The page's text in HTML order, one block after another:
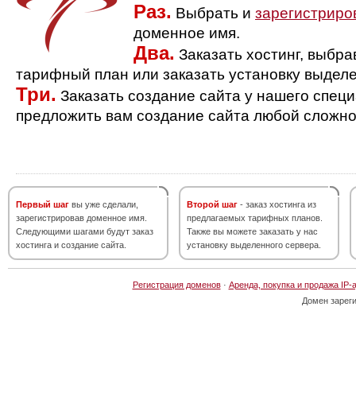
Раз. Выбрать и
доменное имя.
Два. Заказать хостинг,
тарифный план или заказать установку
Три. Заказать создание сайта у нашего
предложить вам создание сайта любой
Первый шаг вы уже сделали,
зарегистрировав доменное имя.
Следующими шагами будут заказ
хостинга и создание сайта.
Второй шаг - заказ хостинга из
предлагаемых тарифных планов.
Также вы можете заказать у нас
установку выделенного сервера.
Регистрация доменов· Аренда, покупка и продажа IP-
Домен